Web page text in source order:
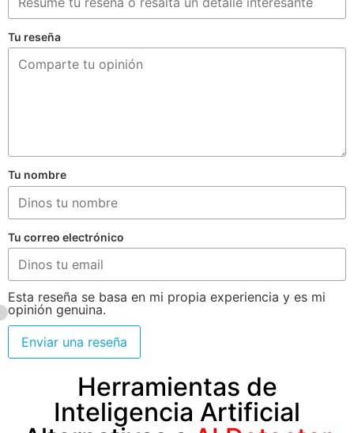
Tu reseña
Tu nombre
Tu correo electrónico
Esta reseña se basa en mi propia experiencia y es mi
opinión genuina.
Enviar una reseña
Herramientas de
Inteligencia Artificial